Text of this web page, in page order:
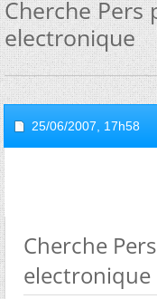
Cherche
electronique
25/06/2007, 17h58
Cherche
electronique